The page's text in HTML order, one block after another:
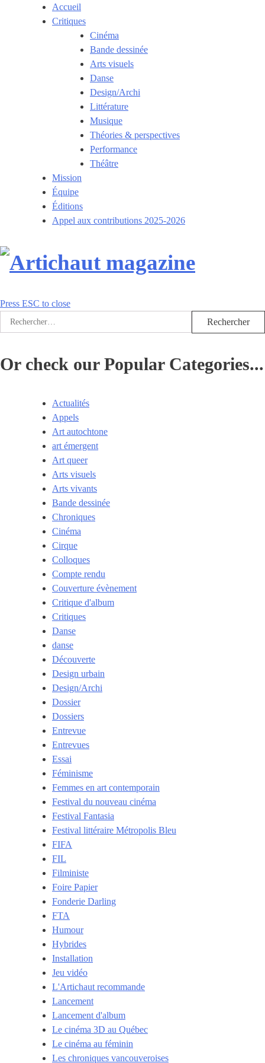
Accueil
Critiques
Cinéma
Bande dessinée
Arts visuels
Danse
Design/Archi
Littérature
Musique
Théories & perspectives
Performance
Théâtre
Mission
Équipe
Éditions
Appel aux contributions 2025-2026
Press ESC to close
Rechercher :
Or check our Popular Categories...
Actualités
Appels
Art autochtone
art émergent
Art queer
Arts visuels
Arts vivants
Bande dessinée
Chroniques
Cinéma
Cirque
Colloques
Compte rendu
Couverture évènement
Critique d'album
Critiques
Danse
danse
Découverte
Design urbain
Design/Archi
Dossier
Dossiers
Entrevue
Entrevues
Essai
Féminisme
Femmes en art contemporain
Festival du nouveau cinéma
Festival Fantasia
Festival littéraire Métropolis Bleu
FIFA
FIL
Filministe
Foire Papier
Fonderie Darling
FTA
Humour
Hybrides
Installation
Jeu vidéo
L'Artichaut recommande
Lancement
Lancement d'album
Le cinéma 3D au Québec
Le cinéma au féminin
Les chroniques vancouveroises